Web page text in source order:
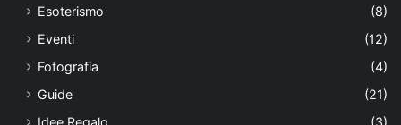
Esoterismo
(8)
Eventi
(12)
Fotografia
(4)
Guide
(21)
Idee Regalo
(3)